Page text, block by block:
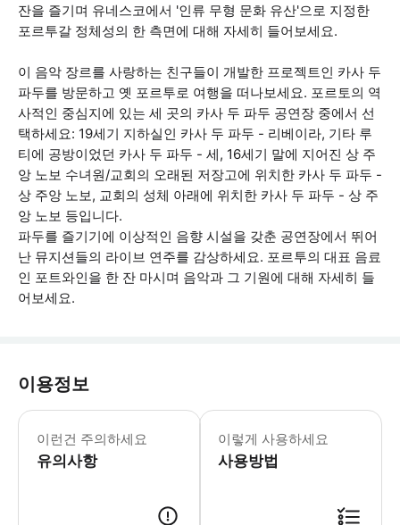
잔을 즐기며 유네스코에서 '인류 무형 문화 유산'으로 지정한
포르투갈 정체성의 한 측면에 대해 자세히 들어보세요.
이 음악 장르를 사랑하는 친구들이 개발한 프로젝트인 카사 두
파두를 방문하고 옛 포르투로 여행을 떠나보세요. 포르토의 역
사적인 중심지에 있는 세 곳의 카사 두 파두 공연장 중에서 선
택하세요: 19세기 지하실인 카사 두 파두 - 리베이라, 기타 루
티에 공방이었던 카사 두 파두 - 세, 16세기 말에 지어진 상 주
앙 노보 수녀원/교회의 오래된 저장고에 위치한 카사 두 파두 -
상 주앙 노보, 교회의 성체 아래에 위치한 카사 두 파두 - 상 주
앙 노보 등입니다.
파두를 즐기기에 이상적인 음향 시설을 갖춘 공연장에서 뛰어
난 뮤지션들의 라이브 연주를 감상하세요. 포르투의 대표 음료
인 포트와인을 한 잔 마시며 음악과 그 기원에 대해 자세히 들
어보세요.
이용정보
이런건 주의하세요
유의사항
* 소요시간 : 60분 (옵션에 따라 소요
이렇게 사용하세요
사용방법